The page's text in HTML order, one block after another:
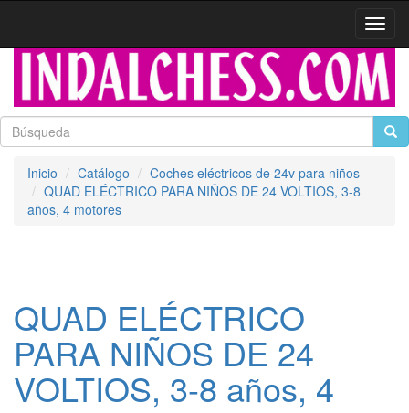
Inicio Catálogo
Coches eléctricos de 24v para niños
QUAD ELÉCTRICO PARA NIÑOS DE 24 VOLTIOS, 3-8
años, 4 motores
QUAD ELÉCTRICO
PARA NIÑOS DE 24
VOLTIOS, 3-8 años, 4